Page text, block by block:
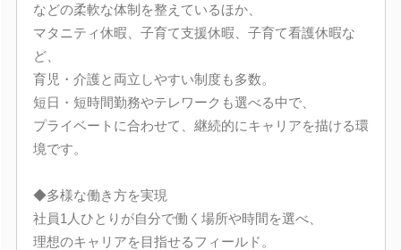
などの柔軟な体制を整えているほか、
マタニティ休暇、子育て支援休暇、子育て看護休暇な
ど、
育児・介護と両立しやすい制度も多数。
短日・短時間勤務やテレワークも選べる中で、
プライベートに合わせて、継続的にキャリアを描ける環
境です。
◆多様な働き方を実現
社員1人ひとりが自分で働く場所や時間を選べ、
理想のキャリアを目指せるフィールド。